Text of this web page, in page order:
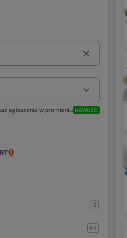
ogłoszenia w promieniu NOWOŚĆ!
8
64